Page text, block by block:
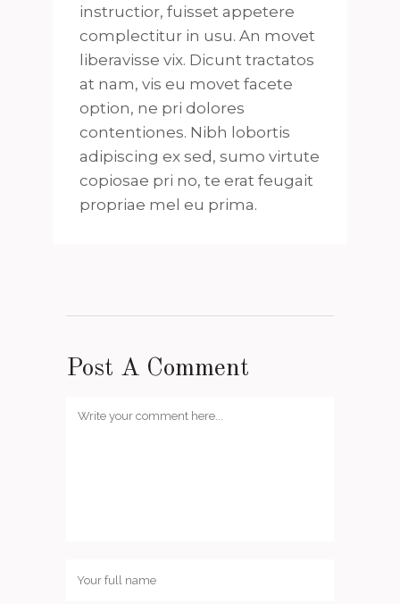
instructior, fuisset appetere
complectitur in usu. An movet
liberavisse vix. Dicunt tractatos
at nam, vis eu movet facete
option, ne pri dolores
contentiones. Nibh lobortis
adipiscing ex sed, sumo virtute
copiosae pri no, te erat feugait
propriae mel eu prima.
Post A Comment